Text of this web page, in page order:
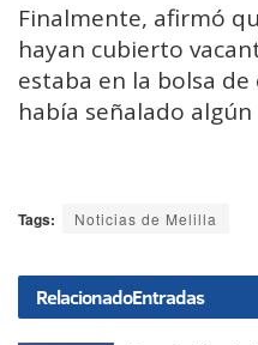
Finalmente, afirmó
hayan cubierto
estaba en la bolsa
había señalado
Tags: Noticias de Melilla
RelacionadoEntradas